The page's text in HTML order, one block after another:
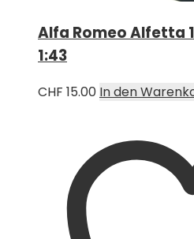
Alfa Romeo Alfetta
1:43
CHF 15.00 In den